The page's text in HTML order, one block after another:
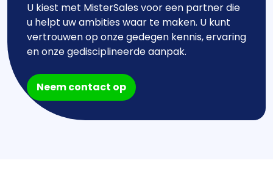
U kiest met MisterSales voor een partner die
u helpt uw ambities waar te maken. U kunt
vertrouwen op onze gedegen kennis, ervaring
en onze gedisciplineerde aanpak.
Neem contact op